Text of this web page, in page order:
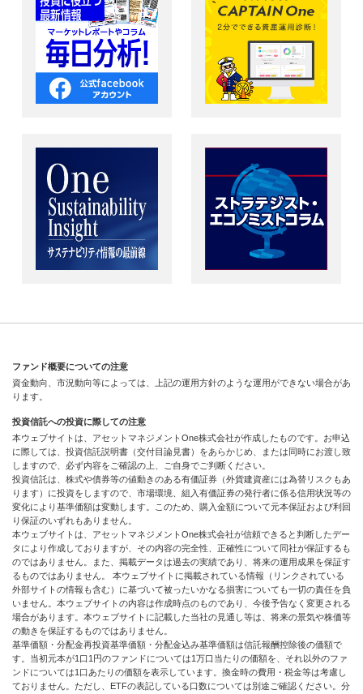
ファンド概要についての注意
資金動向、市況動向等によっては、上記の運用方針のような運用ができない場合があ
ります。
投資信託への投資に際しての注意
本ウェブサイトは、アセットマネジメントOne株式会社が作成したものです。お申込
に際しては、投資信託説明書（交付目論見書）をあらかじめ、または同時にお渡し致
しますので、必ず内容をご確認の上、ご自身でご判断ください。
投資信託は、株式や債券等の値動きのある有価証券（外貨建資産には為替リスクもあ
ります）に投資をしますので、市場環境、組入有価証券の発行者に係る信用状況等の
変化により基準価額は変動します。このため、購入金額について元本保証および利回
り保証のいずれもありません。
本ウェブサイトは、アセットマネジメントOne株式会社が信頼できると判断したデー
タにより作成しておりますが、その内容の完全性、正確性について同社が保証するも
のではありません。また、掲載データは過去の実績であり、将来の運用成果を保証す
るものではありません。 本ウェブサイトに掲載されている情報（リンクされている
外部サイトの情報も含む）に基づいて被ったいかなる損害についても一切の責任を負
いません。本ウェブサイトの内容は作成時点のものであり、今後予告なく変更される
場合があります。本ウェブサイトに記載した当社の見通し等は、将来の景気や株価等
の動きを保証するものではありません。
基準価額・分配金再投資基準価額・分配金込み基準価額は信託報酬控除後の価額で
す。当初元本が1口1円のファンドについては1万口当たりの価額を、それ以外のファ
ンドについては1口あたりの価額を表示しています。換金時の費用・税金等は考慮し
ておりません。ただし、ETFの表記している口数については別途ご確認ください。分